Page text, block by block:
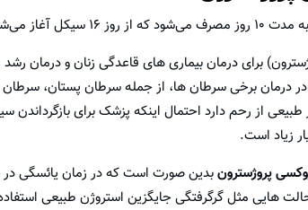
برای درمان بیماری های قاعدگی زنان و درمان
در درمان برخی سرطان ها، از جمله سرطان پستان،
طبیعی از رحم دارد احتمال اینکه پزشک برای
زیاد است.
پروژسترونبدین صورت است که در زمان یائسگی
هایی مثل گرگرفتگی جایگزین استروژن طبیعی